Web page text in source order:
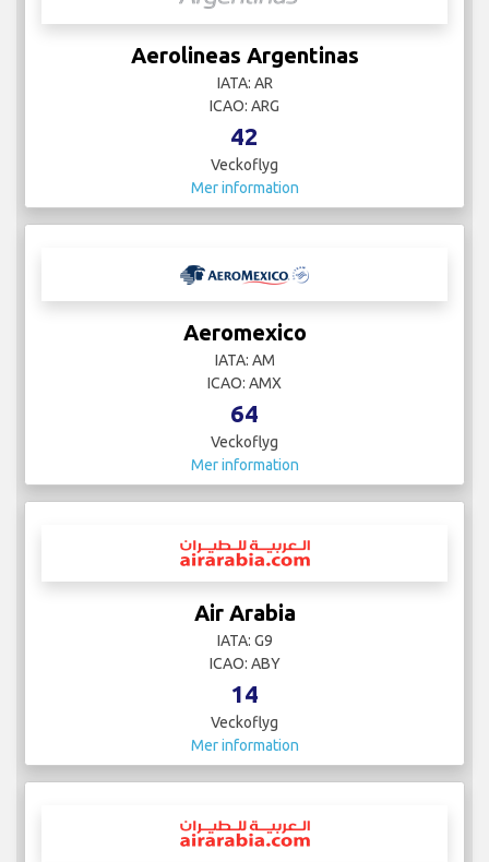
Aerolineas Argentinas
IATA: AR
ICAO: ARG
42
Veckoflyg
Mer information
Aeromexico
IATA: AM
ICAO: AMX
64
Veckoflyg
Mer information
Air Arabia
IATA: G9
ICAO: ABY
14
Veckoflyg
Mer information